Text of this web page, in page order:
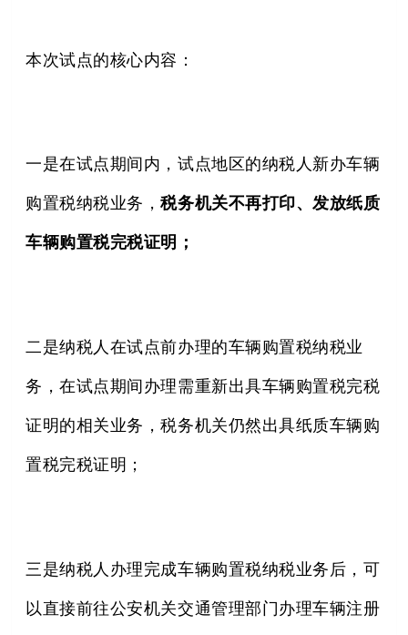
本次试点的核心内容：
一是在试点期间内，试点地区的纳税人新办车辆
购置税纳税业务，税务机关不再打印、发放纸质
车辆购置税完税证明；
二是纳税人在试点前办理的车辆购置税纳税业
务，在试点期间办理需重新出具车辆购置税完税
证明的相关业务，税务机关仍然出具纸质车辆购
置税完税证明；
三是纳税人办理完成车辆购置税纳税业务后，可
以直接前往公安机关交通管理部门办理车辆注册